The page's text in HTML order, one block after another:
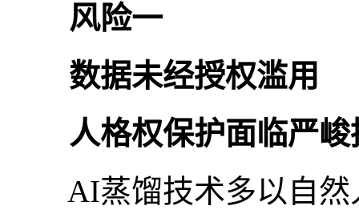
风险一
数据未经授权滥用
人格权保护面临严峻
AI蒸馏技术多以自然